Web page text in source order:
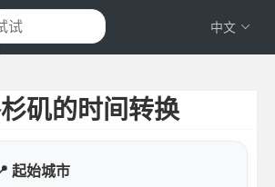
中文
矶的时间转换
起始城市